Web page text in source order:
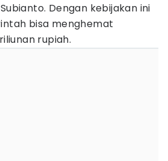
Dengan kebijakan ini
bisa menghemat
rupiah.